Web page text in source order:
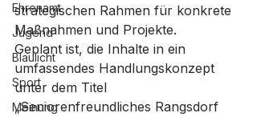
Ehrenamt
Jugend
Blaulicht
Sport
Meinung
strategischen Rahmen für konkrete
Maßnahmen und Projekte.
Geplant ist, die Inhalte in ein
umfassendes Handlungskonzept
unter dem Titel
„Seniorenfreundliches Rangsdorf